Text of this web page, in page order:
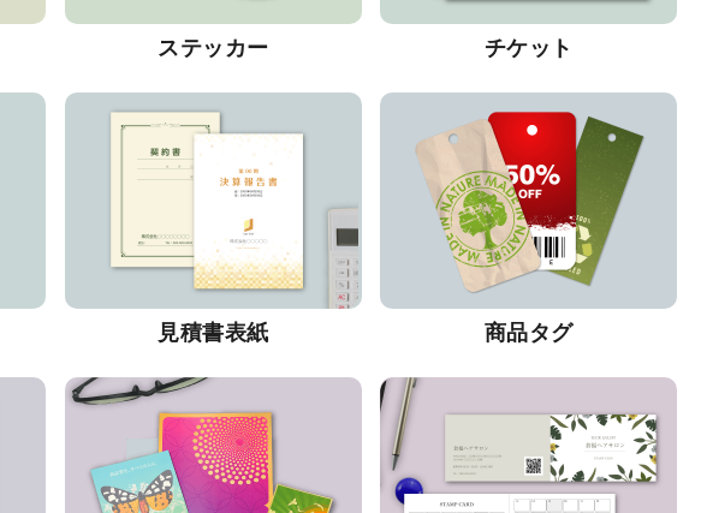
ステッカー チケット
見積書表紙 商品タグ